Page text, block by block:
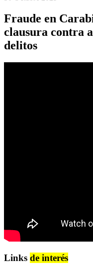
Fraude en
clausura contra
delitos
Links de interés